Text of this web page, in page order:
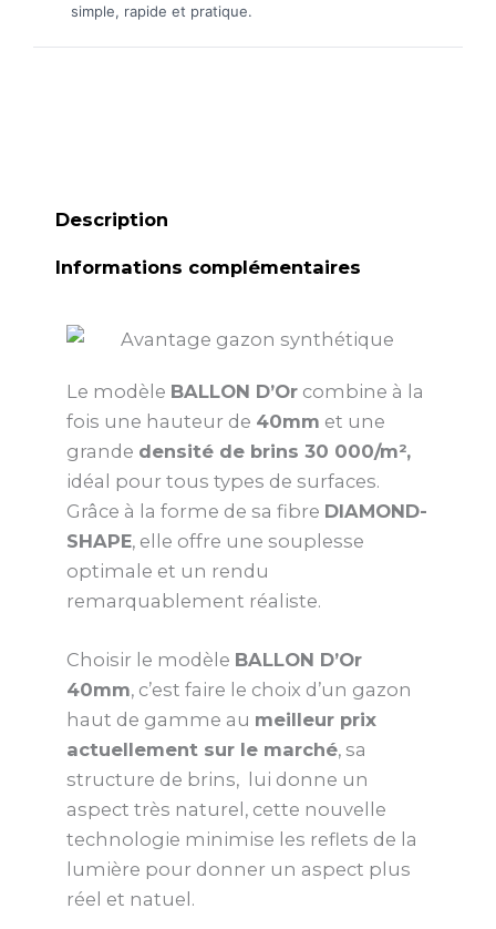
simple, rapide et pratique.
Description
Informations complémentaires
Le modèle BALLON D’Or combine à la
fois une hauteur de 40mm et une
grande densité de brins 30 000/m²,
idéal pour tous types de surfaces.
Grâce à la forme de sa fibre DIAMOND-
SHAPE, elle offre une souplesse
optimale et un rendu
remarquablement réaliste.
Choisir le modèle BALLON D’Or
40mm, c’est faire le choix d’un gazon
haut de gamme au meilleur prix
actuellement sur le marché, sa
structure de brins, lui donne un
aspect très naturel, cette nouvelle
technologie minimise les reflets de la
lumière pour donner un aspect plus
réel et natuel.